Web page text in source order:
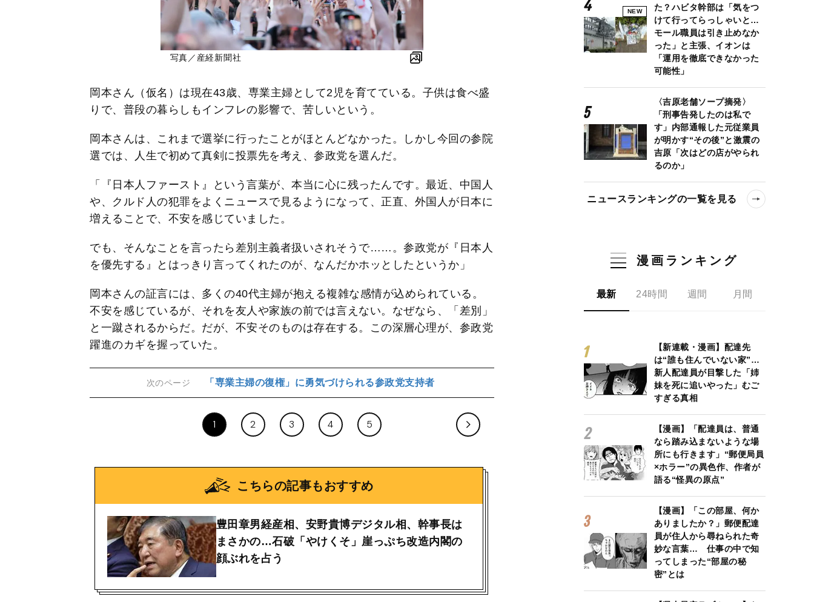
写真／産経新聞社
岡本さん（仮名）は現在43歳、専業主婦として2児を育てている。子供は食べ盛
りで、普段の暮らしもインフレの影響で、苦しいという。
岡本さんは、これまで選挙に行ったことがほとんどなかった。しかし今回の参院
選では、人生で初めて真剣に投票先を考え、参政党を選んだ。
「『日本人ファースト』という言葉が、本当に心に残ったんです。最近、中国人
や、クルド人の犯罪をよくニュースで見るようになって、正直、外国人が日本に
増えることで、不安を感じていました。
でも、そんなことを言ったら差別主義者扱いされそうで……。参政党が『日本人
を優先する』とはっきり言ってくれたのが、なんだかホッとしたというか」
岡本さんの証言には、多くの40代主婦が抱える複雑な感情が込められている。
不安を感じているが、それを友人や家族の前では言えない。なぜなら、「差別」
と一蹴されるからだ。だが、不安そのものは存在する。この深層心理が、参政党
躍進のカギを握っていた。
次のページ 「専業主婦の復権」に勇気づけられる参政党支持者
1 2 3 4 5
こちらの記事もおすすめ
豊田章男経産相、安野貴博デジタル相、幹事長は
まさかの…石破「やけくそ」崖っぷち改造内閣の
顔ぶれを占う
NEW
た？ハビタ幹部は「気をつ
けて行ってらっしゃいと…
モール職員は引き止めなか
った」と主張、イオンは
「運用を徹底できなかった
可能性」
〈吉原老舗ソープ摘発〉
「刑事告発したのは私で
す」内部通報した元従業員
が明かす“その後”と激震の
吉原「次はどの店がやられ
るのか」
ニュースランキングの一覧を見る
漫画ランキング
最新 24時間 週間 月間
【新連載・漫画】配達先
は“誰も住んでいない家”…
新人配達員が目撃した「姉
妹を死に追いやった」むご
すぎる真相
【漫画】「配達員は、普通
なら踏み込まないような場
所にも行きます」“郵便局員
×ホラー”の異色作、作者が
語る“怪異の原点”
【漫画】「この部屋、何か
ありましたか？」郵便配達
員が住人から尋ねられた奇
妙な言葉… 仕事の中で知
ってしまった“部屋の秘
密”とは